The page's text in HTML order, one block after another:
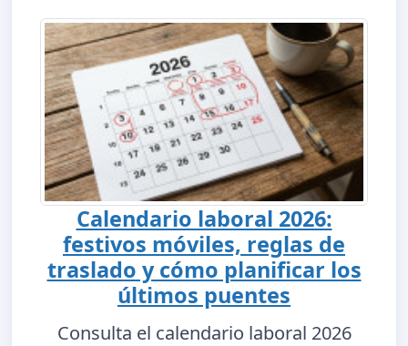
Calendario laboral 2026:
festivos móviles, reglas de
traslado y cómo planificar los
últimos puentes
Consulta el calendario laboral 2026